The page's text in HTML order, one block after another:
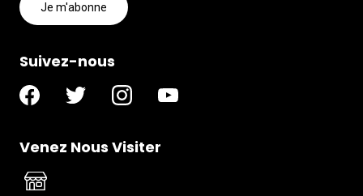
Je m'abonne
Suivez-nous
Venez Nous Visiter